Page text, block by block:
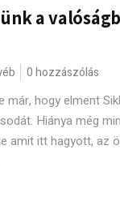
a
0 hozzászólás
már, hogy elment
Hiánya még
amit itt hagyott, az